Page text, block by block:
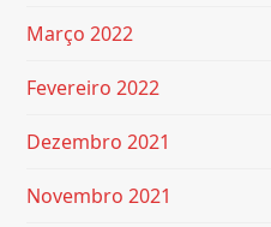
Março 2022
Fevereiro 2022
Dezembro 2021
Novembro 2021